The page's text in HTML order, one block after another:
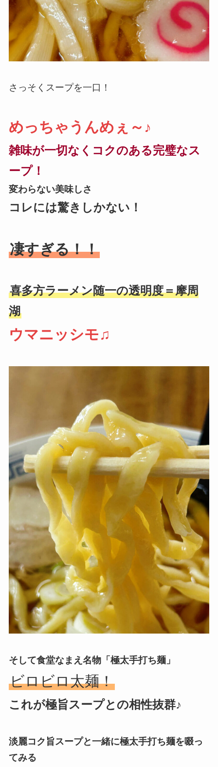
さっそくスープを一口！
めっちゃうんめぇ～♪
雑味が一切なくコクのある完璧なス
ープ！
変わらない美味しさ
コレには驚きしかない！
凄すぎる！！
喜多方ラーメン随一の透明度＝摩周
湖
ウマニッシモ♫
そして食堂なまえ名物「極太手打ち麺」
ビロビロ太麺！
これが極旨スープとの相性抜群♪
淡麗コク旨スープと一緒に極太手打ち麺を啜っ
てみる